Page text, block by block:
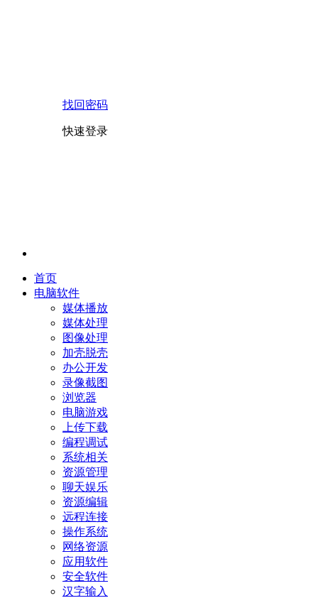
找回密码
快速登录
首页
电脑软件
媒体播放
媒体处理
图像处理
加壳脱壳
办公开发
录像截图
浏览器
电脑游戏
上传下载
编程调试
系统相关
资源管理
聊天娱乐
资源编辑
远程连接
操作系统
网络资源
应用软件
安全软件
汉字输入